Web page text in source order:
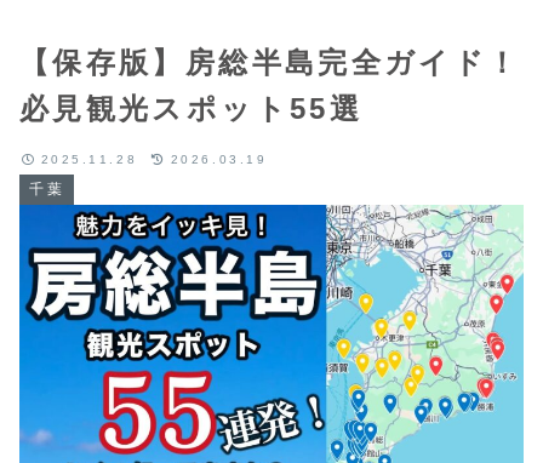
【保存版】房総半島完全ガイド！
必見観光スポット55選
千葉
2025.11.28 2026.03.19